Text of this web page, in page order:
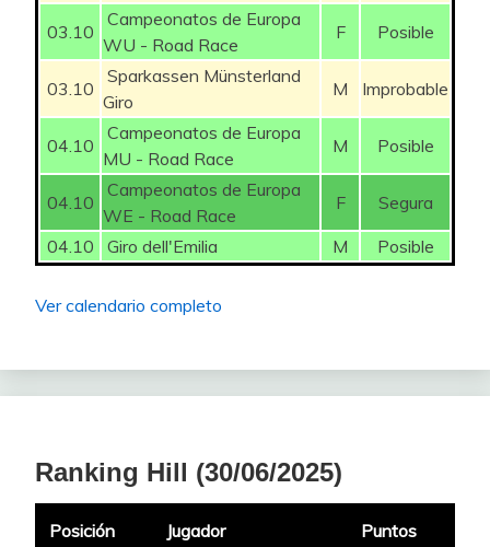
03.10
Campeonatos de Europa
WU - Road Race
F Posible
03.10
Sparkassen Münsterland
Giro
M Improbable
04.10
Campeonatos de Europa
MU - Road Race
M Posible
04.10
Campeonatos de Europa
WE - Road Race
F
Segura
04.10
Giro dell'Emilia M Posible
Ver calendario completo
Ranking Hill (30/06/2025)
Posición Jugador Puntos